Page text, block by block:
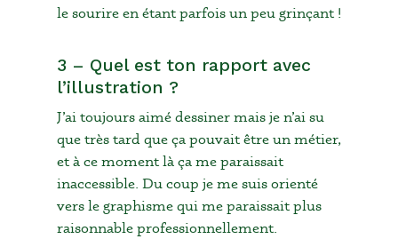
le sourire en étant parfois un peu grinçant !
3 – Quel est ton rapport avec
l’illustration ?
J’ai toujours aimé dessiner mais je n’ai su
que très tard que ça pouvait être un métier,
et à ce moment là ça me paraissait
inaccessible. Du coup je me suis orienté
vers le graphisme qui me paraissait plus
raisonnable professionnellement.